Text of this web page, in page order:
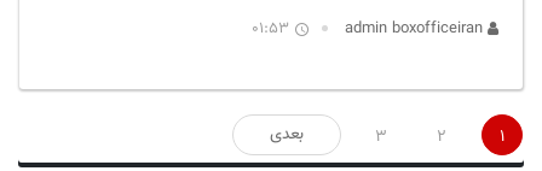
01:53
صفحه‌بندی
نوشته‌ها
1
2
3 بعدی